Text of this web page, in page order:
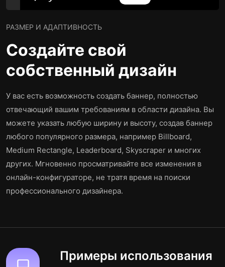
РАЗМЕР И АДАПТИВНОСТЬ
Создайте свой
собственный дизайн
У вас есть возможность создать баннер, полностью
отвечающий вашим требованиям в области дизайна. Вы
можете указать любую ширину и высоту, создав баннер
любого популярного размера, например Billboard,
Medium Rectangle, Leaderboard, Skyscraper и многих
других. Мгновенно просматривайте все изменения в
онлайн-конфигураторе, не тратя время на поиски
профессионального дизайнера.
Примеры использования